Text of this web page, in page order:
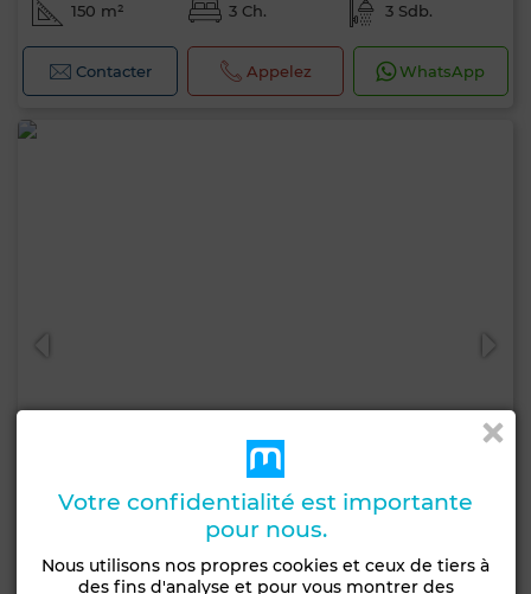
150 m² 3 Ch. 3 Sdb.
Contacter Appelez WhatsApp
7 000 DH
Votre confidentialité est importante
pour nous.
Nous utilisons nos propres cookies et ceux de tiers à
des fins d'analyse et pour vous montrer des